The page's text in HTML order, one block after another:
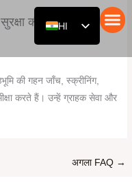
HI
EN
DE
की जांच कैसे की
की गहन जाँच, स्क्रीनिंग,
करते हैं। उन्हें ग्राहक सेवा और
अगला FAQ →